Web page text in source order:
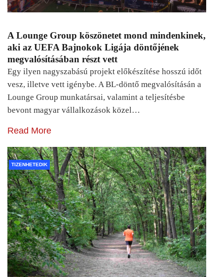
A Lounge Group köszönetet mond mindenkinek,
aki az UEFA Bajnokok Ligája döntőjének
megvalósításában részt vett
Egy ilyen nagyszabású projekt előkészítése hosszú időt
vesz, illetve vett igénybe. A BL-döntő megvalósításán a
Lounge Group munkatársai, valamint a teljesítésbe
bevont magyar vállalkozások közel…
Read More
TIZENHETEDIK